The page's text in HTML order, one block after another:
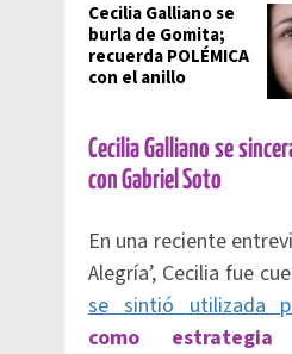
Cecilia Galliano se
burla de Gomita;
recuerda POLÉMICA
con el anillo
Cecilia Galliano se
con Gabriel Soto
En una reciente
Alegría’, Cecilia fue
se sintió utilizada
como estrategia